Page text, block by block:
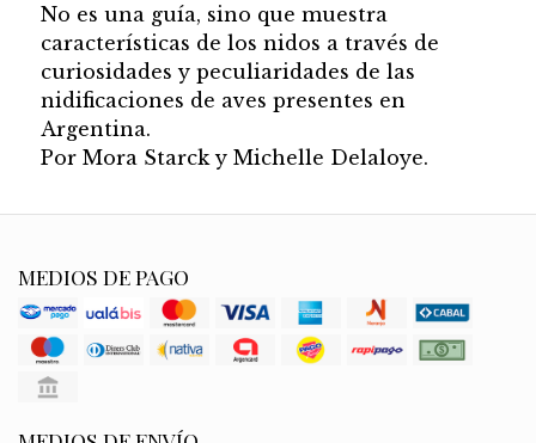
No es una guía, sino que muestra
características de los nidos a través de
curiosidades y peculiaridades de las
nidificaciones de aves presentes en
Argentina.
Por Mora Starck y Michelle Delaloye.
MEDIOS DE PAGO